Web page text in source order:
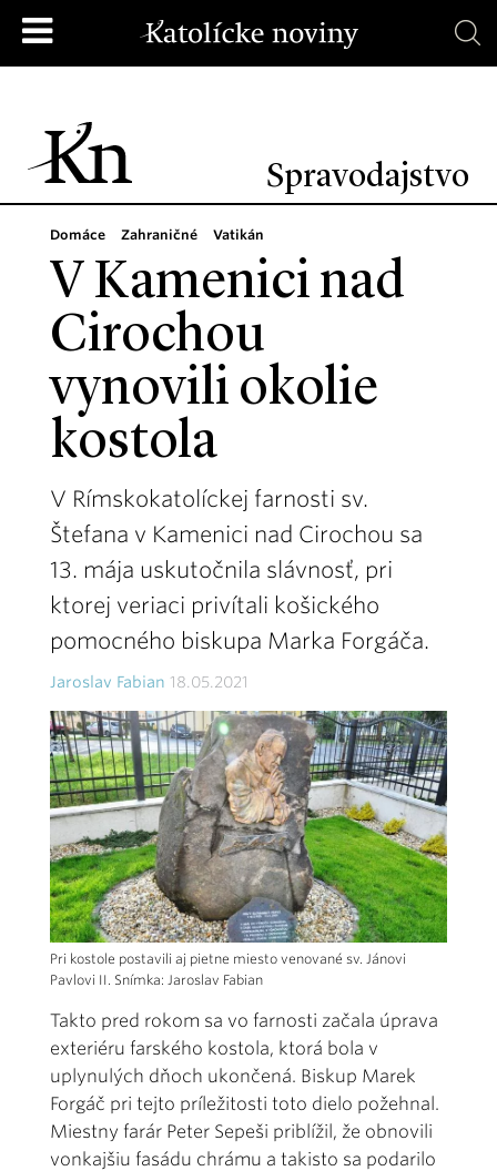
Spravodajstvo
Domáce Zahraničné Vatikán
V Kamenici nad
Cirochou
vynovili okolie
kostola
V Rímskokatolíckej farnosti sv.
Štefana v Kamenici nad Cirochou sa
13. mája uskutočnila slávnosť, pri
ktorej veriaci privítali košického
pomocného biskupa Marka Forgáča.
Jaroslav Fabian 18.05.2021
Pri kostole postavili aj pietne miesto venované sv. Jánovi
Pavlovi II. Snímka: Jaroslav Fabian
Takto pred rokom sa vo farnosti začala úprava
exteriéru farského kostola, ktorá bola v
uplynulých dňoch ukončená. Biskup Marek
Forgáč pri tejto príležitosti toto dielo požehnal.
Miestny farár Peter Sepeši priblížil, že obnovili
vonkajšiu fasádu chrámu a takisto sa podarilo